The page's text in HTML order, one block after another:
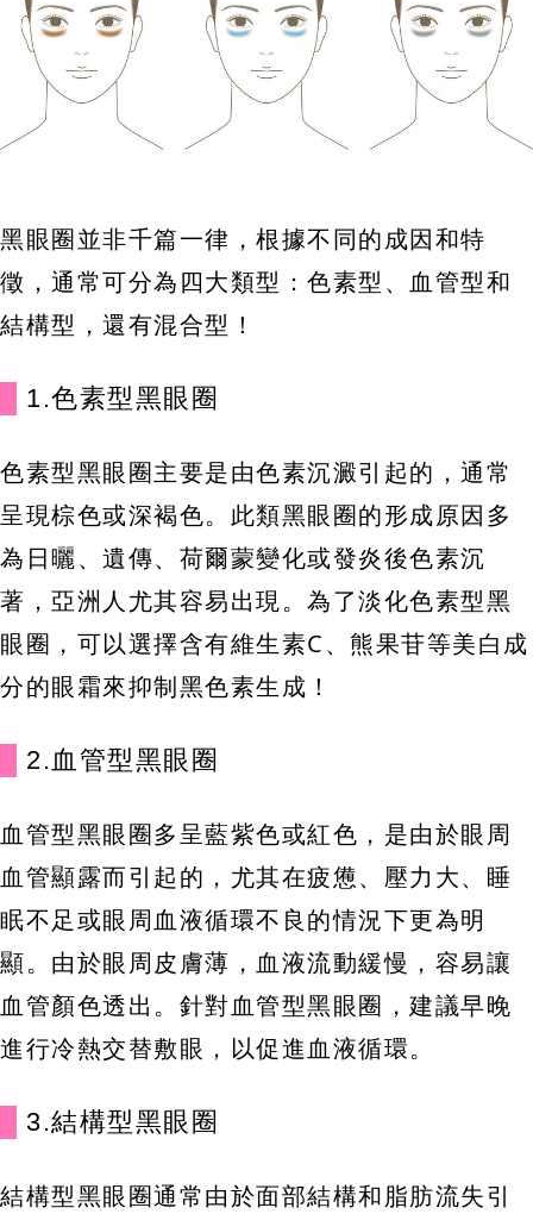
黑眼圈並非千篇一律，根據不同的成因和特
徵，通常可分為四大類型：色素型、血管型和
結構型，還有混合型！
1.色素型黑眼圈
色素型黑眼圈主要是由色素沉澱引起的，通常
呈現棕色或深褐色。此類黑眼圈的形成原因多
為日曬、遺傳、荷爾蒙變化或發炎後色素沉
著，亞洲人尤其容易出現。為了淡化色素型黑
眼圈，可以選擇含有維生素C、熊果苷等美白成
分的眼霜來抑制黑色素生成！
2.血管型黑眼圈
血管型黑眼圈多呈藍紫色或紅色，是由於眼周
血管顯露而引起的，尤其在疲憊、壓力大、睡
眠不足或眼周血液循環不良的情況下更為明
顯。由於眼周皮膚薄，血液流動緩慢，容易讓
血管顏色透出。針對血管型黑眼圈，建議早晚
進行冷熱交替敷眼，以促進血液循環。
3.結構型黑眼圈
結構型黑眼圈通常由於面部結構和脂肪流失引